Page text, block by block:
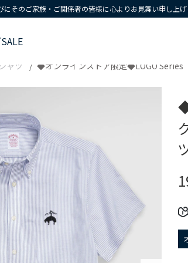
そのご家族・ご関係者の皆様に心よりお見舞い申し上
SALE
ャツ ◆オンラインストア限定◆LOGO